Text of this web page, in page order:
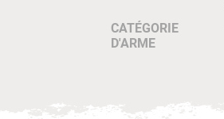
CATÉGORIE
D'ARME